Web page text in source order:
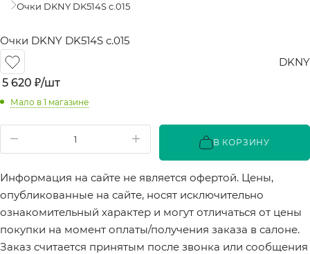
Очки DKNY DK514S c.015
Очки DKNY DK514S c.015
DKNY
5 620 ₽/шт
Мало в 1 магазине
В КОРЗИНУ
Информация на сайте не является офертой. Цены,
опубликованные на сайте, носят исключительно
ознакомительный характер и могут отличаться от цены
покупки на момент оплаты/получения заказа в салоне.
Заказ считается принятым после звонка или сообщения